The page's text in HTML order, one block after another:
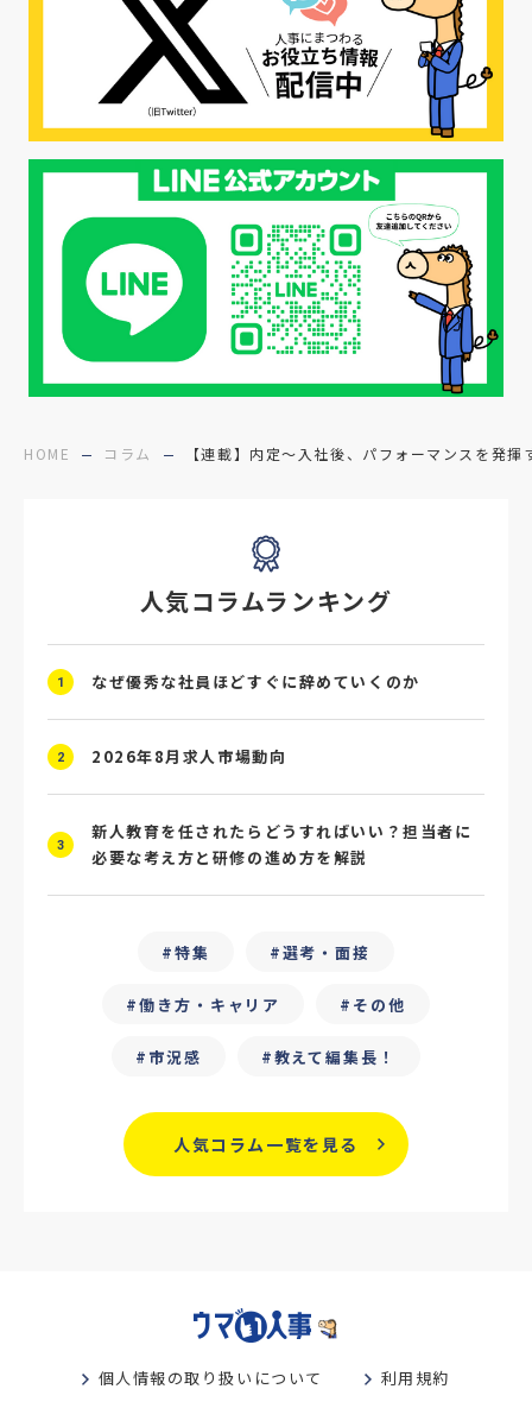
HOME コラム 【連載】内定〜入社後、パフォーマンスを発
#転職ファストパス #PRO #採用代行
#エシカル採用 #エシカル就活
#メンタルヘルス #年間採用計画
#年間採用 #応募数の増やし方 #26卒
#27採用プレ #高校生採用
#面接フィードバック #不法就労
#障害者雇用 #メリット #ベネフィット
#医療福祉介護 #業界動向 #採用力
#面接辞退
#求人広告
#スクラム採用 #転職イベント #転職フェア
#賃上げ #人事数珠繋ぎ
#4P分析 #競合他社
#ChatGPT #タイパ #就活動向
#フリーランス保護新法 #デイワーク
#雇用型ギグワーク #面接
#人材の見極め方 #面接評価シート
#戦略人事 #業界別
#働き方改革 #労務 #リーダーシップ
#GPA #学歴フィルター
#離職防止策 #新人教育 #性格別
人気コラムランキング
1 なぜ優秀な社員ほどすぐに辞めていくのか
2 2026年8月求人市場動向
3
新人教育を任されたらどうすればいい？担当者に
必要な考え方と研修の進め方を解説
特集 選考・面接
働き方・キャリア その他
市況感 教えて編集長！
人気コラム一覧を見る
個人情報の取り扱いについて
利用規約